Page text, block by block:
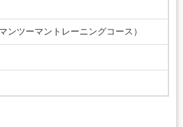
ンツーマントレーニングコース）